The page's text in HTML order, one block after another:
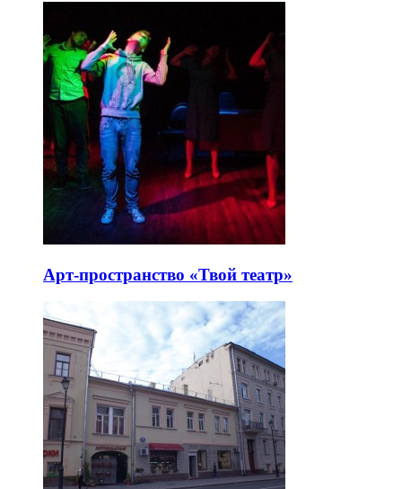
Арт-пространство «Твой театр»